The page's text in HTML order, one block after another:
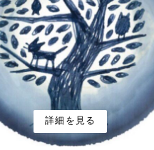
詳細を見る